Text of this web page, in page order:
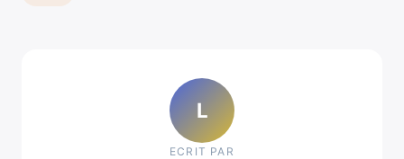
L
ECRIT PAR